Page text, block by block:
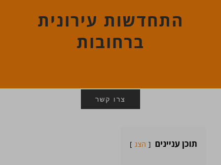
התחדשות עירונית
ברחובות
צרו קשר
תוכן עניינים הצג